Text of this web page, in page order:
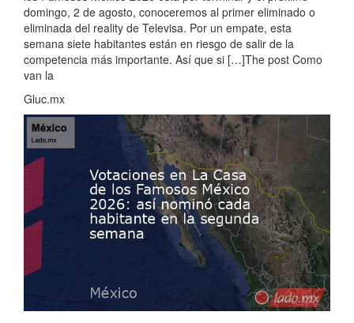
domingo, 2 de agosto, conoceremos al primer eliminado o
eliminada del reality de Televisa. Por un empate, esta
semana siete habitantes están en riesgo de salir de la
competencia más importante. Así que si […]The post Como
van la
Gluc.mx